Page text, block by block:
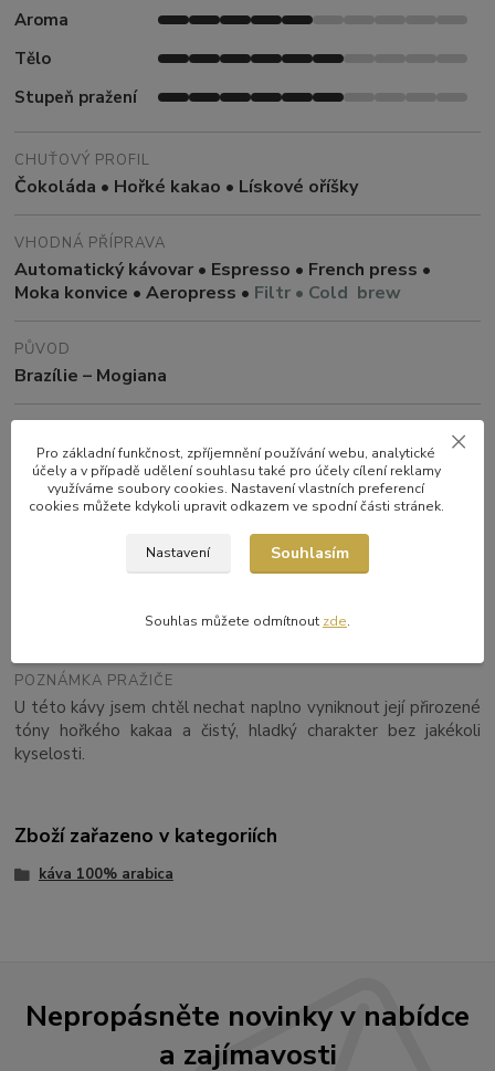
Aroma
Tělo
Stupeň pražení
CHUŤOVÝ PROFIL
Čokoláda • Hořké kakao • Lískové oříšky
VHODNÁ PŘÍPRAVA
Automatický kávovar • Espresso • French press •
Moka konvice • Aeropress • Filtr • Cold brew
PŮVOD
Brazílie – Mogiana
Natural
NADMOŘSKÁ VÝŠKA
800–1400 m n. m.
POZNÁMKA PRAŽIČE
U této kávy jsem chtěl nechat naplno vyniknout její přirozené
tóny hořkého kakaa a čistý, hladký charakter bez jakékoli
kyselosti.
Zboží zařazeno v kategoriích
káva 100% arabica
Nepropásněte novinky v nabídce
a zajímavosti
Pro základní funkčnost, zpříjemnění používání webu, analytické
účely a v případě udělení souhlasu také pro účely cílení reklamy
využíváme soubory cookies. Nastavení vlastních preferencí
cookies můžete kdykoli upravit odkazem ve spodní části stránek.
Nastavení Souhlasím
Souhlas můžete odmítnout zde.